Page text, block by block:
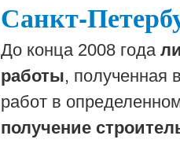
Санкт-
До конца 2008 года
работы, полученная
работ в
получение